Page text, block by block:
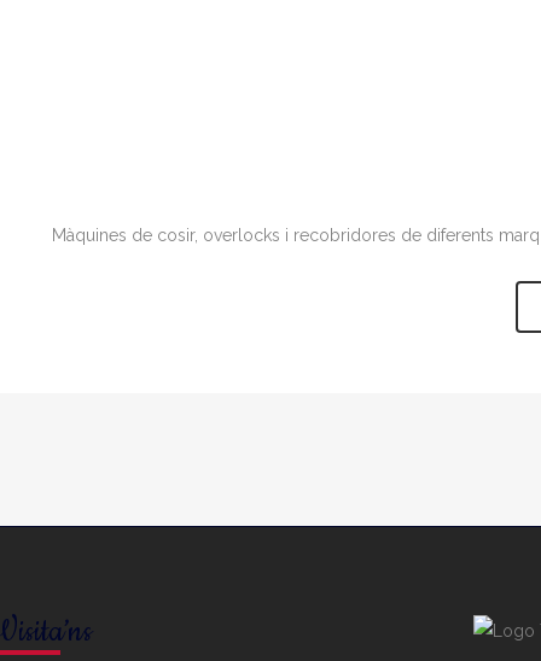
Màquines de cosir, overlocks i recobridores de diferents
Visita’ns